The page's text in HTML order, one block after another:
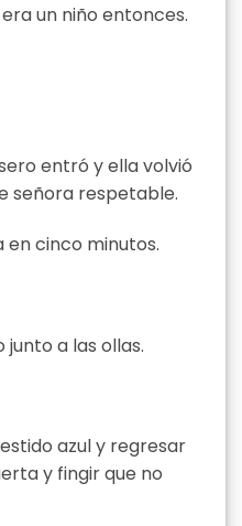
un niño entonces.
entró y ella volvió
señora respetable.
cinco minutos.
a las ollas.
azul y regresar
y fingir que no